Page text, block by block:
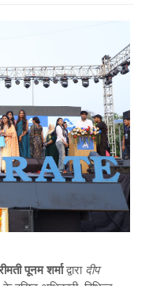
पूनम शर्माद्वारा दीप